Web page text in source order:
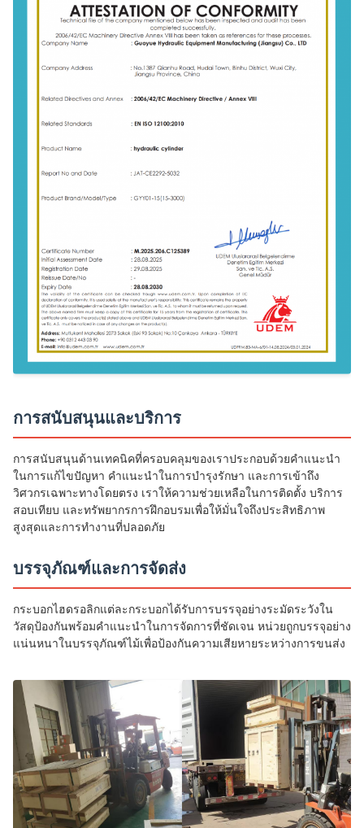
การสนับสนุนและบริการ
การสนับสนุนด้านเทคนิคที่ครอบคลุมของเราประกอบด้วยคำแนะนำ
ในการแก้ไขปัญหา คำแนะนำในการบำรุงรักษา และการเข้าถึง
วิศวกรเฉพาะทางโดยตรง เราให้ความช่วยเหลือในการติดตั้ง บริการ
สอบเทียบ และทรัพยากรการฝึกอบรมเพื่อให้มั่นใจถึงประสิทธิภาพ
สูงสุดและการทำงานที่ปลอดภัย
บรรจุภัณฑ์และการจัดส่ง
กระบอกไฮดรอลิกแต่ละกระบอกได้รับการบรรจุอย่างระมัดระวังใน
วัสดุป้องกันพร้อมคำแนะนำในการจัดการที่ชัดเจน หน่วยถูกบรรจุอย่าง
แน่นหนาในบรรจุภัณฑ์ไม้เพื่อป้องกันความเสียหายระหว่างการขนส่ง